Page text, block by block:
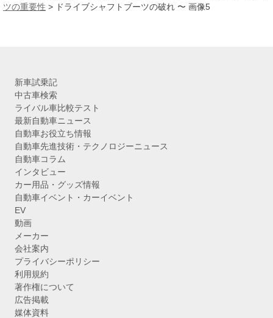
ブ
ツの重要性 > ドライブシャフトブーツの破れ 〜 画像5
新車試乗記
中古車検索
ライバル車比較テスト
最新自動車ニュース
自動車お役立ち情報
自動車先進技術・テクノロジーニュース
自動車コラム
インタビュー
カー用品・グッズ情報
自動車イベント・カーイベント
EV
動画
メーカー
会社案内
プライバシーポリシー
利用規約
著作権について
広告掲載
媒体資料